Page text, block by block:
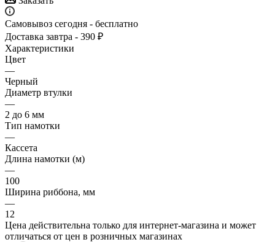
Самовывоз сегодня - бесплатно
Доставка завтра - 390 ₽
Характеристики
Цвет
—
Черный
Диаметр втулки
—
2 до 6 мм
Тип намотки
—
Кассета
Длина намотки (м)
—
100
Ширина риббона, мм
—
12
Цена действительна только для интернет-магазина и может
отличаться от цен в розничных магазинах